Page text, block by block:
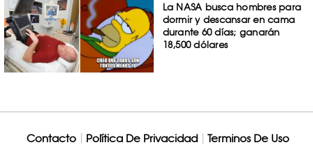
La NASA busca hombres para
dormir y descansar en cama
durante 60 días; ganarán
18,500 dólares
Contacto Política De Privacidad Terminos De Uso